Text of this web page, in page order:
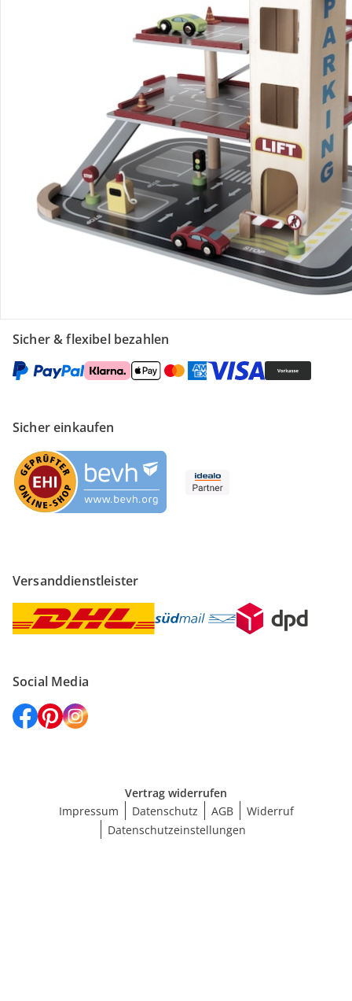
Retoure & Reklamation
Gutscheine & Aktionen
Kontakt & Service
Filialen & Beratung
Sicher & flexibel bezahlen
Sicher einkaufen
Versanddienstleister
Social Media
Vertrag widerrufen
Impressum
Datenschutz AGB
Widerruf
Datenschutzeinstellungen